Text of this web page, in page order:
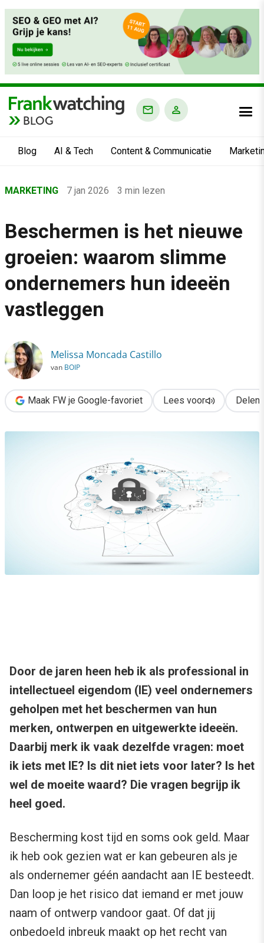
BLOG
Blog AI & Tech Content & Communicatie
›
›
Marketing
Beschermen is het nieuwe groeien: waarom slimme
MARKETING 7 jan 2026 3 min lezen
Beschermen is het nieuwe
groeien: waarom slimme
ondernemers hun ideeën
vastleggen
Melissa Moncada Castillo
van BOIP
Maak FW je Google-favoriet Lees voor Delen
Door de jaren heen heb ik als professional in
intellectueel eigendom (IE) veel ondernemers
geholpen met het beschermen van hun
merken, ontwerpen en uitgewerkte ideeën.
Daarbij merk ik vaak dezelfde vragen: moet
ik iets met IE? Is dit niet iets voor later? Is het
wel de moeite waard? Die vragen begrijp ik
heel goed.
Bescherming kost tijd en soms ook geld. Maar
ik heb ook gezien wat er kan gebeuren als je
als ondernemer géén aandacht aan IE besteedt.
Dan loop je het risico dat iemand er met jouw
naam of ontwerp vandoor gaat. Of dat jij
onbedoeld inbreuk maakt op het recht van